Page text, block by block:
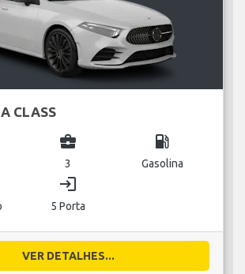
CLASS
business_center
3
local_gas_station
Gasolina
login
5 Porta
VER DETALHES...